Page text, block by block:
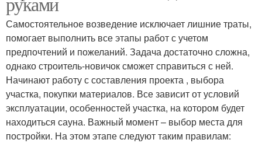
Самостоятельное возведение исключает лишние траты,
помогает выполнить все этапы работ с учетом
предпочтений и пожеланий. Задача достаточно сложна,
однако строитель-новичок сможет справиться с ней.
Начинают работу с составления проекта , выбора
участка, покупки материалов. Все зависит от условий
эксплуатации, особенностей участка, на котором будет
находиться сауна. Важный момент – выбор места для
постройки. На этом этапе следуют таким правилам: